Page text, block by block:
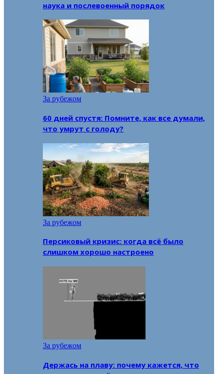
наука и послевоенный порядок
За рубежом
60 дней спустя: Помните, как все думали,
что умрут с голоду?
За рубежом
Персиковый кризис: когда всё было
слишком хорошо настроено
За рубежом
Держась на плаву: почему кажется, что